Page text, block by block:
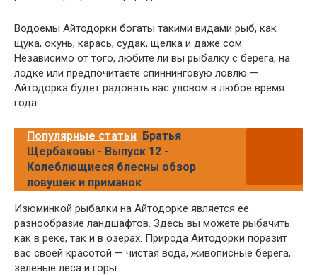
Водоемы Айтодорки богаты такими видами рыб, как
щука, окунь, карась, судак, щелка и даже сом.
Независимо от того, любите ли вы рыбалку с берега, на
лодке или предпочитаете спиннинговую ловлю —
Айтодорка будет радовать вас уловом в любое время
года.
Популярные статьи Братья
Щербаковы - Выпуск 12 -
Колеблющиеся блесны обзор
ловушек и приманок
Изюминкой рыбалки на Айтодорке является ее
разнообразие ландшафтов. Здесь вы можете рыбачить
как в реке, так и в озерах. Природа Айтодорки поразит
вас своей красотой — чистая вода, живописные берега,
зеленые леса и горы.